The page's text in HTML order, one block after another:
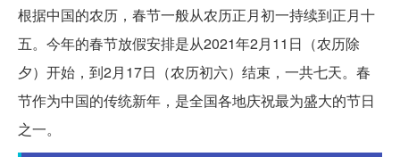
根据中国的农历，春节一般从农历正月初一持续到正月十
五。今年的春节放假安排是从2021年2月11日（农历除
夕）开始，到2月17日（农历初六）结束，一共七天。春
节作为中国的传统新年，是全国各地庆祝最为盛大的节日
之一。